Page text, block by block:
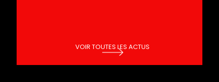
VOIR TOUTES LES ACTUS